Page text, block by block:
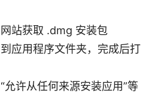
站获取 .dmg 安装包
应用程序文件夹，完成后打
允许从任何来源安装应用”等